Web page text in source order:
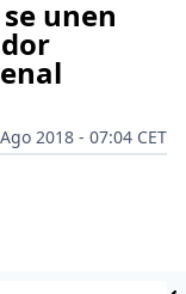
unen
2018 - 07:04 CET